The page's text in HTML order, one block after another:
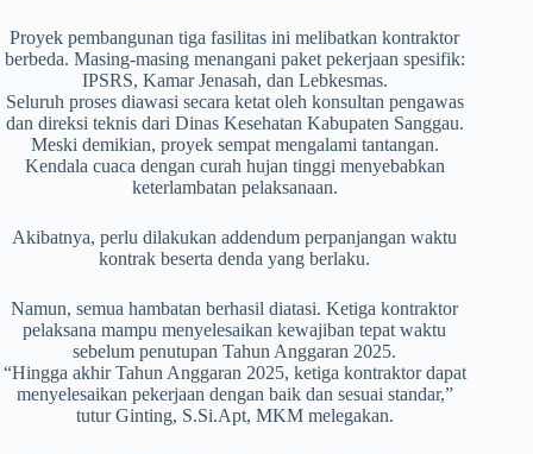
Proyek pembangunan tiga fasilitas ini melibatkan kontraktor
berbeda. Masing-masing menangani paket pekerjaan spesifik:
IPSRS, Kamar Jenasah, dan Lebkesmas.
Seluruh proses diawasi secara ketat oleh konsultan pengawas
dan direksi teknis dari Dinas Kesehatan Kabupaten Sanggau.
Meski demikian, proyek sempat mengalami tantangan.
Kendala cuaca dengan curah hujan tinggi menyebabkan
keterlambatan pelaksanaan.
Akibatnya, perlu dilakukan addendum perpanjangan waktu
kontrak beserta denda yang berlaku.
Namun, semua hambatan berhasil diatasi. Ketiga kontraktor
pelaksana mampu menyelesaikan kewajiban tepat waktu
sebelum penutupan Tahun Anggaran 2025.
“Hingga akhir Tahun Anggaran 2025, ketiga kontraktor dapat
menyelesaikan pekerjaan dengan baik dan sesuai standar,”
tutur Ginting, S.Si.Apt, MKM melegakan.